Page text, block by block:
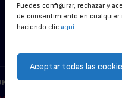
Puedes configurar, rechazar y
de consentimiento en cualquier
haciendo clic aquí
Aceptar todas las
POLÍTICA DE